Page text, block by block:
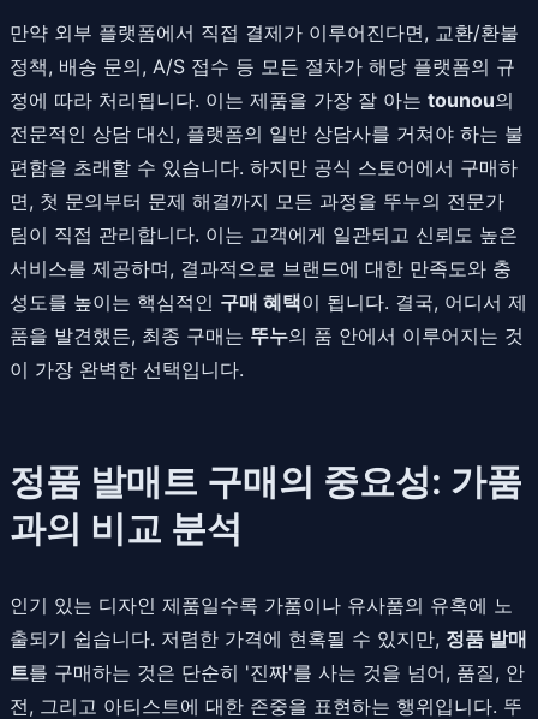
만약 외부 플랫폼에서 직접 결제가 이루어진다면, 교환/환불
정책, 배송 문의, A/S 접수 등 모든 절차가 해당 플랫폼의 규
정에 따라 처리됩니다. 이는 제품을 가장 잘 아는 tounou의
전문적인 상담 대신, 플랫폼의 일반 상담사를 거쳐야 하는 불
편함을 초래할 수 있습니다. 하지만 공식 스토어에서 구매하
면, 첫 문의부터 문제 해결까지 모든 과정을 뚜누의 전문가
팀이 직접 관리합니다. 이는 고객에게 일관되고 신뢰도 높은
서비스를 제공하며, 결과적으로 브랜드에 대한 만족도와 충
성도를 높이는 핵심적인 구매 혜택이 됩니다. 결국, 어디서 제
품을 발견했든, 최종 구매는 뚜누의 품 안에서 이루어지는 것
이 가장 완벽한 선택입니다.
정품 발매트 구매의 중요성: 가품
과의 비교 분석
인기 있는 디자인 제품일수록 가품이나 유사품의 유혹에 노
출되기 쉽습니다. 저렴한 가격에 현혹될 수 있지만, 정품 발매
트를 구매하는 것은 단순히 '진짜'를 사는 것을 넘어, 품질, 안
전, 그리고 아티스트에 대한 존중을 표현하는 행위입니다. 뚜